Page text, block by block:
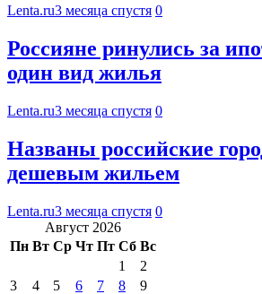
Lenta.ru3 месяца спустя 0
Россияне ринулись за
один вид жилья
Lenta.ru3 месяца спустя 0
Названы российские
дешевым жильем
Lenta.ru3 месяца спустя 0
Август 2026
Пн Вт Ср Чт Пт Сб Вс
1
2
3
4 5 6 7 8
9